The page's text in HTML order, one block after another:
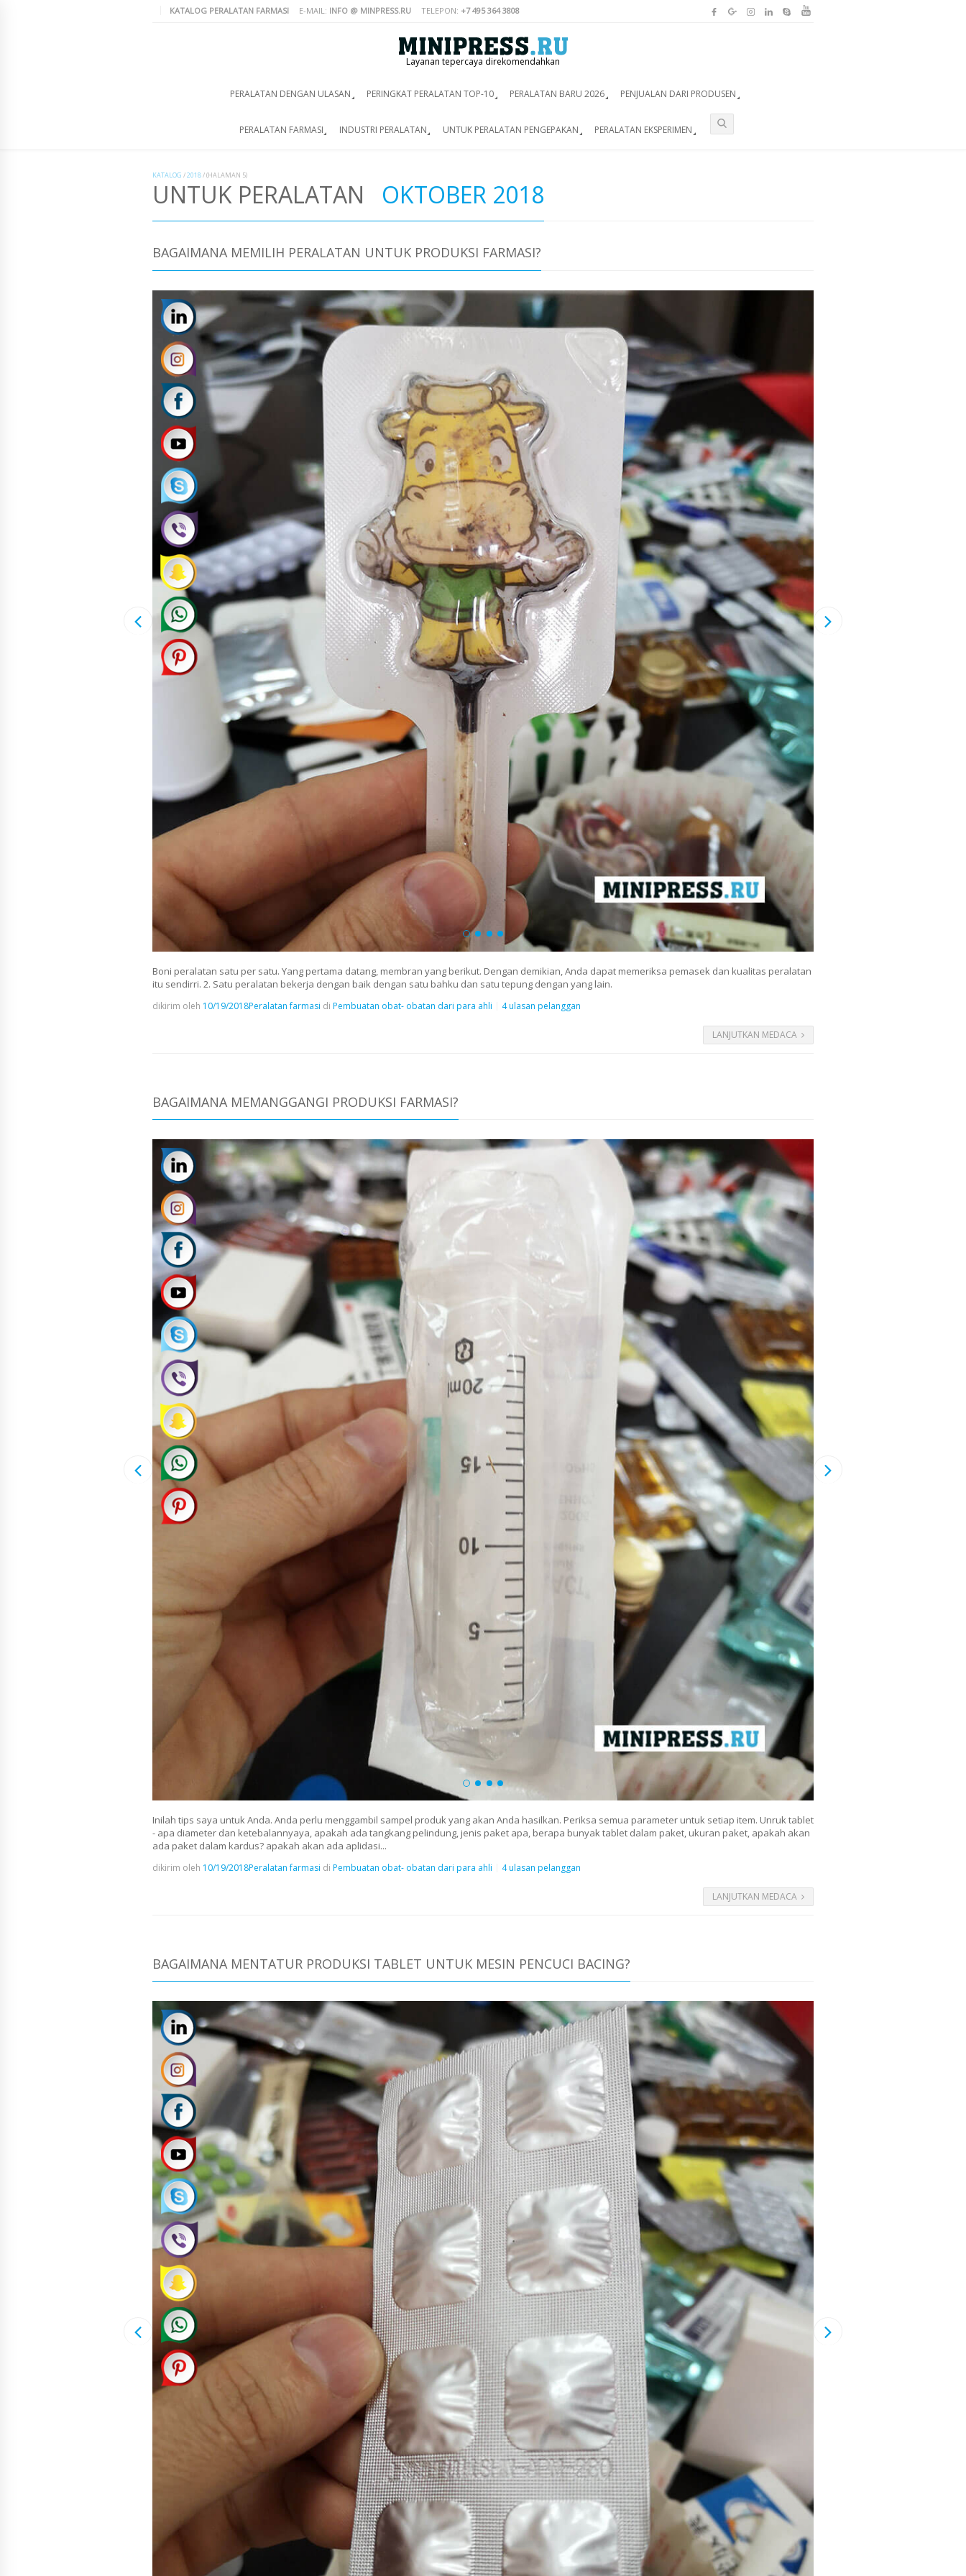
KATALOG PERALATAN FARMASI E-MAIL: INFO @ MINPRESS.RU TELEPON: +7 495 364 3808
Layanan tepercaya direkomendahkan
PERALATAN DENGAN ULASAN PERINGKAT PERALATAN TOP-10 PERALATAN BARU 2026 PENJUALAN DARI PRODUSEN
PERALATAN FARMASI INDUSTRI PERALATAN UNTUK PERALATAN PENGEPAKAN PERALATAN EKSPERIMEN
KATALOG /2018/(HALAMAN 5)
UNTUK PERALATAN OKTOBER 2018
BAGAIMANA MEMILIH PERALATAN UNTUK PRODUKSI FARMASI?
Boni peralatan satu per satu. Yang pertama datang, membran yang berikut. Dengan demikian, Anda dapat memeriksa pemasek dan kualitas peralatan
itu sendirri. 2. Satu peralatan bekerja dengan baik dengan satu bahku dan satu tepung dengan yang lain.
dikirim oleh 10/19/2018Peralatan farmasi di Pembuatan obat- obatan dari para ahli 4 ulasan pelanggan
LANJUTKAN MEDACA
BAGAIMANA MEMANGGANGI PRODUKSI FARMASI?
Inilah tips saya untuk Anda. Anda perlu menggambil sampel produk yang akan Anda hasilkan. Periksa semua parameter untuk setiap item. Unruk tablet
- apa diameter dan ketebalannyaya, apakah ada tangkang pelindung, jenis paket apa, berapa bunyak tablet dalam paket, ukuran paket, apakah akan
ada paket dalam kardus? apakah akan ada aplidasi...
dikirim oleh 10/19/2018Peralatan farmasi di Pembuatan obat- obatan dari para ahli 4 ulasan pelanggan
LANJUTKAN MEDACA
BAGAIMANA MENTATUR PRODUKSI TABLET UNTUK MESIN PENCUCI BACING?